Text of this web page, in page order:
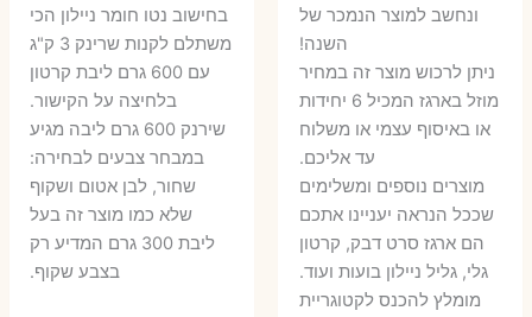
ונחשב למוצר הנמכר של
השנה!
ניתן לרכוש מוצר זה במחיר
מוזל בארגז המכיל 6 יחידות
או באיסוף עצמי או משלוח
עד אליכם.
מוצרים נוספים ומשלימים
שככל הנראה יעניינו אתכם
הם ארגז סרט דבק, קרטון
גלי, גליל ניילון בועות ועוד.
מומלץ להכנס לקטוגריית
בחישוב נטו חומר ניילון הכי
משתלם לקנות שרינק 3 ק"ג
עם 600 גרם ליבת קרטון
בלחיצה על הקישור.
שירנק 600 גרם ליבה מגיע
במבחר צבעים לבחירה:
שחור, לבן אטום ושקוף
שלא כמו מוצר זה בעל
ליבת 300 גרם המדיע רק
בצבע שקוף.